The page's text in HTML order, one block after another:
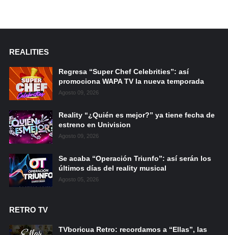
REALITIES
Regresa “Super Chef Celebrities”: así
promociona WAPA TV la nueva temporada
Agosto 09, 2026
Reality “¿Quién es mejor?” ya tiene fecha de
estreno en Univision
Agosto 09, 2026
Se acaba “Operación Triunfo”: así serán los
últimos días del reality musical
Agosto 05, 2026
RETRO TV
TVboricua Retro: recordamos a “Ellas”, las